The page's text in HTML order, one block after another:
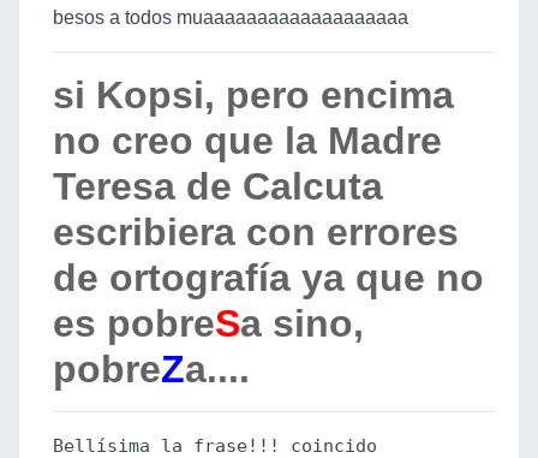
besos a todos muaaaaaaaaaaaaaaaaaaa
si Kopsi, pero encima
no creo que la Madre
Teresa de Calcuta
escribiera con errores
de ortografía ya que no
es pobreSa sino,
pobreZa....
Bellísima la frase!!! coincido